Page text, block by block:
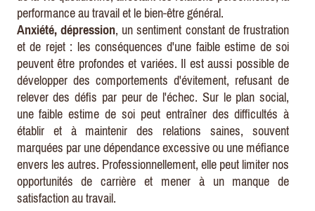
performance autravail et le bien-être général.
Anxiété,dépression, un sentiment constant de frustration
et de rejet : les conséquences d'une faible estime de soi
peuvent être profondes et variées. Ilest aussi possible de
développer des comportements d'évitement, refusant de
relever des défis par peur de l'échec. Sur le plan social,
une faible estime de soi peut entraîner des difficultés à
établir et à maintenir des relations saines, souvent
marquées par une dépendance excessive ou une méfiance
envers les autres. Professionnellement, elle peut limiter nos
opportunités de carrière et mener à un manque de
satisfaction au travail.